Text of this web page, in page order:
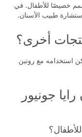
خصيصًا للأطفال. في
طبيب الأسنان.
أخرى؟
استخدامه مع روتين
جونيور